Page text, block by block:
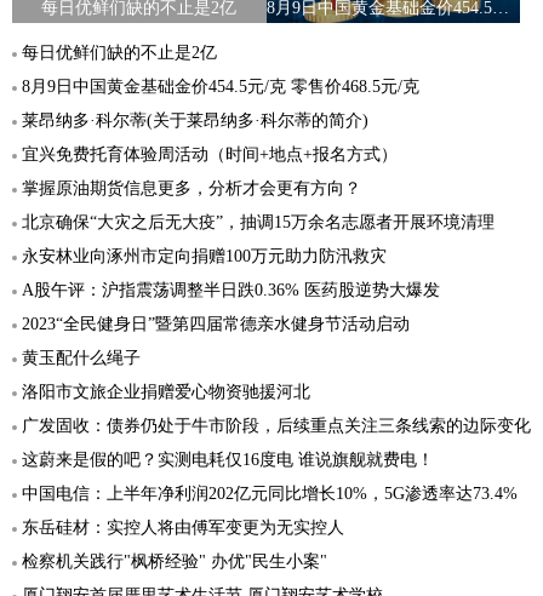
每日优鲜们缺的不止是2亿 8月9日中国黄金基础金价454.5元/克 零售价468.5元/克
每日优鲜们缺的不止是2亿
8月9日中国黄金基础金价454.5元/克 零售价468.5元/克
莱昂纳多·科尔蒂(关于莱昂纳多·科尔蒂的简介)
宜兴免费托育体验周活动（时间+地点+报名方式）
掌握原油期货信息更多，分析才会更有方向？
北京确保“大灾之后无大疫”，抽调15万余名志愿者开展环境清理
永安林业向涿州市定向捐赠100万元助力防汛救灾
A股午评：沪指震荡调整半日跌0.36% 医药股逆势大爆发
2023“全民健身日”暨第四届常德亲水健身节活动启动
黄玉配什么绳子
洛阳市文旅企业捐赠爱心物资驰援河北
广发固收：债券仍处于牛市阶段，后续重点关注三条线索的边际变化
这蔚来是假的吧？实测电耗仅16度电 谁说旗舰就费电！
中国电信：上半年净利润202亿元同比增长10%，5G渗透率达73.4%
东岳硅材：实控人将由傅军变更为无实控人
检察机关践行"枫桥经验" 办优"民生小案"